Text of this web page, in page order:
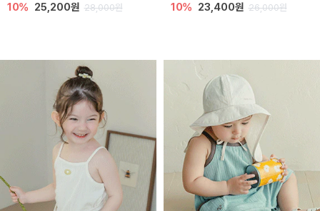
10% 25,200원 28,000원 10% 23,400원 26,000원